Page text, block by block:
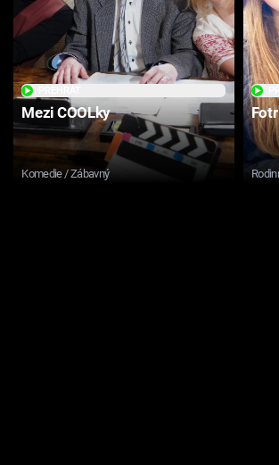
Mezi COOLky
Komedie / Zábavný